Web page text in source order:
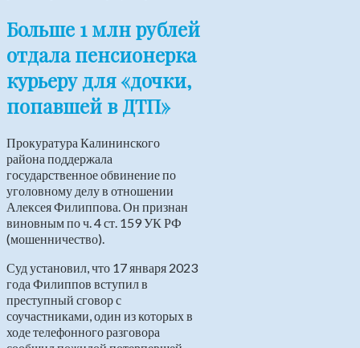
Больше 1 млн рублей
отдала пенсионерка
курьеру для «дочки,
попавшей в ДТП»
Прокуратура Калининского
района поддержала
государственное обвинение по
уголовному делу в отношении
Алексея Филиппова. Он признан
виновным по ч. 4 ст. 159 УК РФ
(мошенничество).
Суд установил, что 17 января 2023
года Филиппов вступил в
преступный сговор с
соучастниками, один из которых в
ходе телефонного разговора